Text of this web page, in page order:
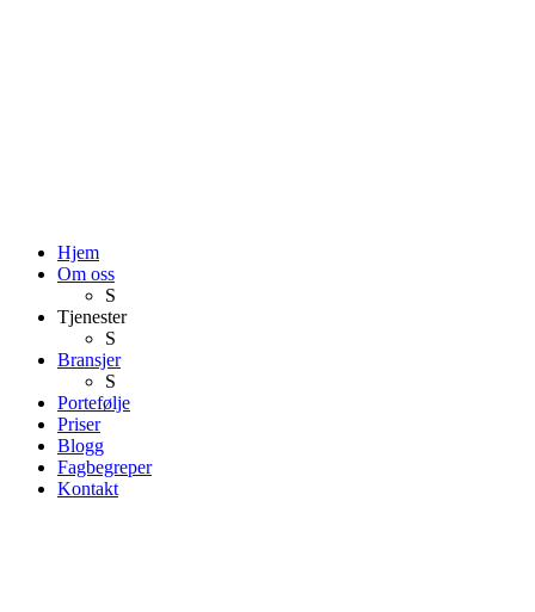
Hjem
Om oss
S
Tjenester
S
Bransjer
S
Portefølje
Priser
Blogg
Fagbegreper
Kontakt